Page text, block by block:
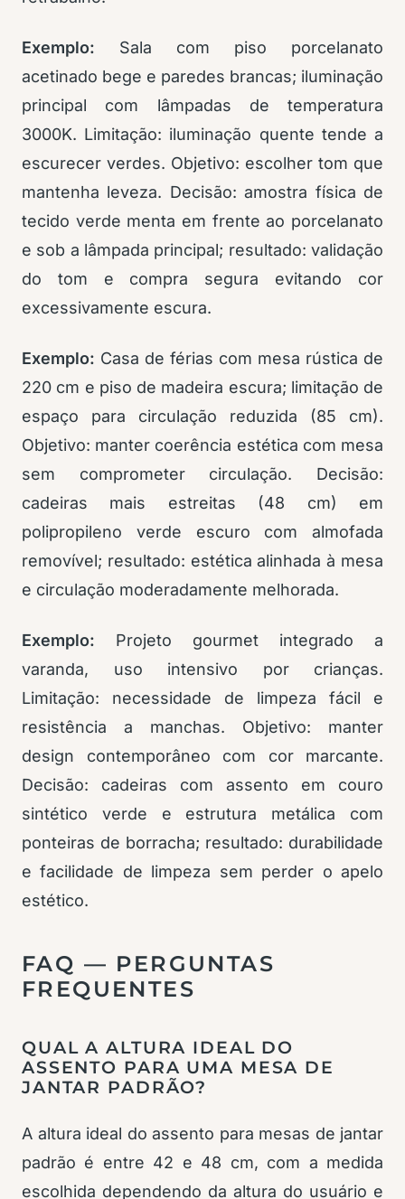
Exemplo: Sala com piso porcelanato
acetinado bege e paredes brancas; iluminação
principal com lâmpadas de temperatura
3000K. Limitação: iluminação quente tende a
escurecer verdes. Objetivo: escolher tom que
mantenha leveza. Decisão: amostra física de
tecido verde menta em frente ao porcelanato
e sob a lâmpada principal; resultado: validação
do tom e compra segura evitando cor
excessivamente escura.
Exemplo: Casa de férias com mesa rústica de
220 cm e piso de madeira escura; limitação de
espaço para circulação reduzida (85 cm).
Objetivo: manter coerência estética com mesa
sem comprometer circulação. Decisão:
cadeiras mais estreitas (48 cm) em
polipropileno verde escuro com almofada
removível; resultado: estética alinhada à mesa
e circulação moderadamente melhorada.
Exemplo: Projeto gourmet integrado a
varanda, uso intensivo por crianças.
Limitação: necessidade de limpeza fácil e
resistência a manchas. Objetivo: manter
design contemporâneo com cor marcante.
Decisão: cadeiras com assento em couro
sintético verde e estrutura metálica com
ponteiras de borracha; resultado: durabilidade
e facilidade de limpeza sem perder o apelo
estético.
FAQ — PERGUNTAS
FREQUENTES
QUAL A ALTURA IDEAL DO
ASSENTO PARA UMA MESA DE
JANTAR PADRÃO?
A altura ideal do assento para mesas de jantar
padrão é entre 42 e 48 cm, com a medida
escolhida dependendo da altura do usuário e